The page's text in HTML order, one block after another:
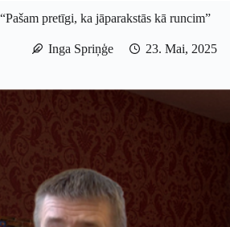
“Pašam pretīgi, ka jāparakstās kā runcim”
Inga Spriņģe 23. Mai, 2025